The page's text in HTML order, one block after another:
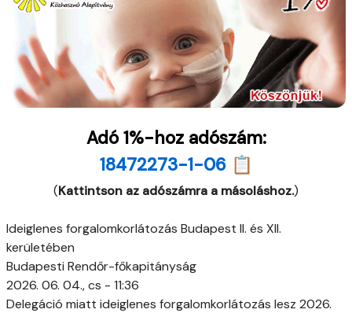
Adó 1%-hoz adószám:
18472273-1-06 📋
(Kattintson az adószámra a másoláshoz.)
Ideiglenes forgalomkorlátozás Budapest II. és XII.
kerületében
Budapesti Rendőr-főkapitányság
2026. 06. 04., cs - 11:36
Delegáció miatt ideiglenes forgalomkorlátozás lesz 2026.